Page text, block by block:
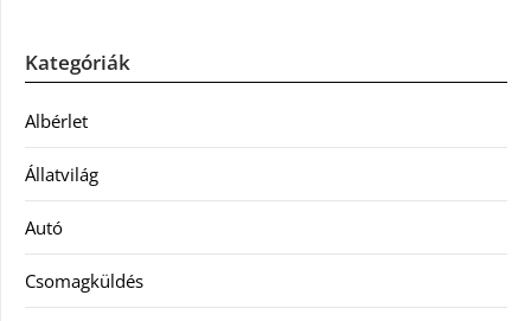
Kategóriák
Albérlet
Állatvilág
Autó
Csomagküldés